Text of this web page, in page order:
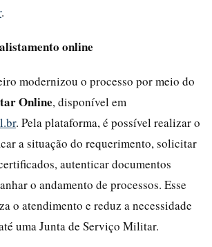
.
online
modernizou o processo por meio do
Online, disponível em
. Pela plataforma, é possível realizar o
a situação do requerimento, solicitar
autenticar documentos
o andamento de processos. Esse
o atendimento e reduz a necessidade
uma Junta de Serviço Militar.